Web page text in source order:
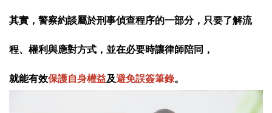
其實， 警察約談屬於刑事偵查程序的一部分， 只要了解流
程、權利與應對方式，並在必要時讓律師陪同，
就能有效保護自身權益及避免誤簽筆錄。